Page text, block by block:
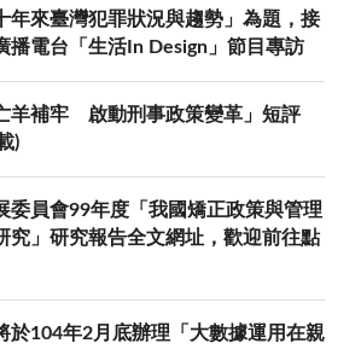
年來臺灣犯罪狀況與趨勢」為題，接
播電台「生活In Design」節目專訪
羊補牢 啟動刑事政策變革」短評
)
委員會99年度「我國矯正政策與管理
究」研究報告全文網址，歡迎前往點
於104年2月底辦理「大數據運用在親